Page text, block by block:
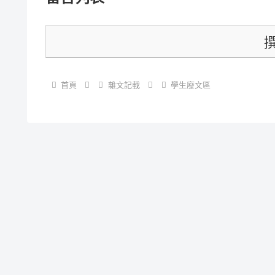
首頁 雜文記載 學生廢文區